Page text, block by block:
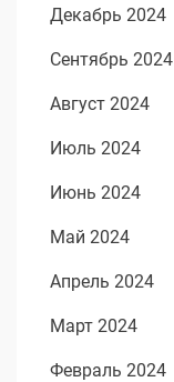
Декабрь 2024
Сентябрь 2024
Август 2024
Июль 2024
Июнь 2024
Май 2024
Апрель 2024
Март 2024
Февраль 2024